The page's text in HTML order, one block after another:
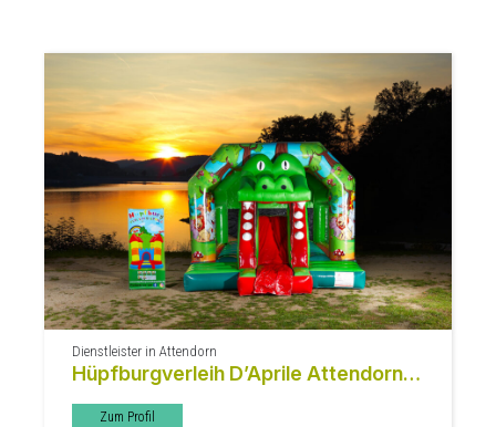
Dienstleister in Attendorn
Hüpfburgverleih D’Aprile Attendorn –
Zum Profil